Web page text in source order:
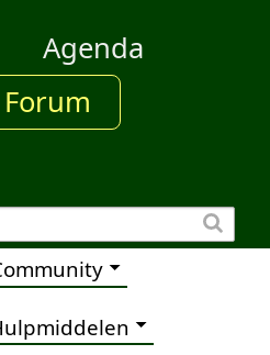
Agenda
Forum